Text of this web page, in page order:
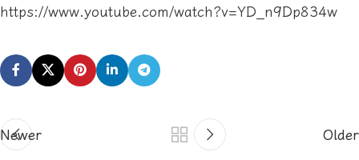
https://www.youtube.com/watch?v=YD_n9Dp834w
Newer Older